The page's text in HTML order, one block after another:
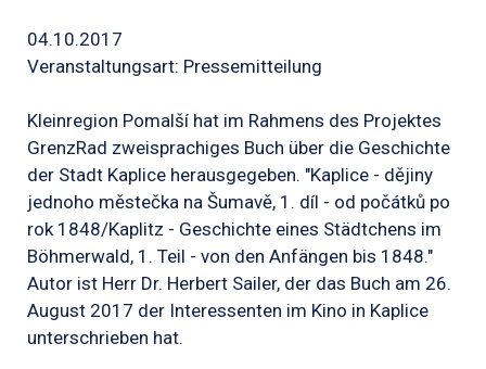
04.10.2017
Veranstaltungsart: Pressemitteilung
Kleinregion Pomalší hat im Rahmens des Projektes
GrenzRad zweisprachiges Buch über die Geschichte
der Stadt Kaplice herausgegeben. "Kaplice - dějiny
jednoho městečka na Šumavě, 1. díl - od počátků po
rok 1848/Kaplitz - Geschichte eines Städtchens im
Böhmerwald, 1. Teil - von den Anfängen bis 1848."
Autor ist Herr Dr. Herbert Sailer, der das Buch am 26.
August 2017 der Interessenten im Kino in Kaplice
unterschrieben hat.